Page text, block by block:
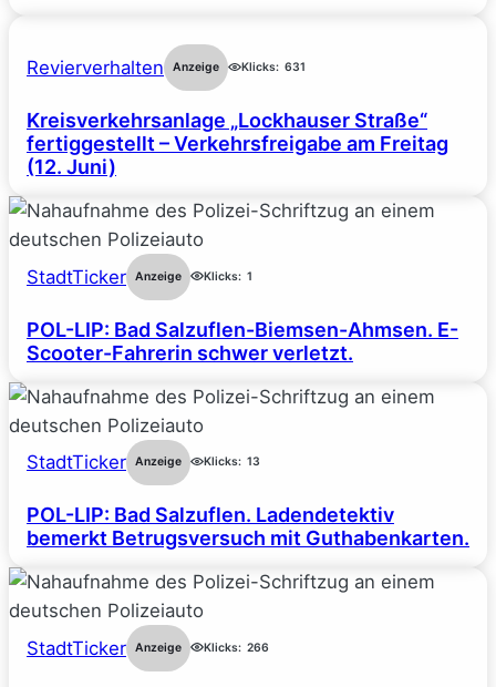
Revierverhalten Anzeige Klicks: 631
Kreisverkehrsanlage „Lockhauser Straße“
fertiggestellt – Verkehrsfreigabe am Freitag
(12. Juni)
StadtTicker Anzeige Klicks: 1
POL-LIP: Bad Salzuflen-Biemsen-Ahmsen. E-
Scooter-Fahrerin schwer verletzt.
StadtTicker Anzeige Klicks: 13
POL-LIP: Bad Salzuflen. Ladendetektiv
bemerkt Betrugsversuch mit Guthabenkarten.
StadtTicker Anzeige Klicks: 266